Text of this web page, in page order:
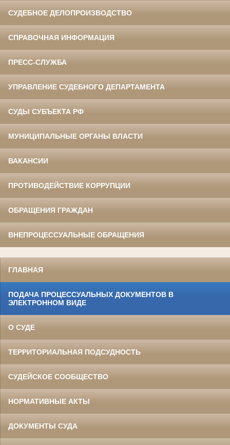
СУДЕБНОЕ ДЕЛОПРОИЗВОДСТВО
СПРАВОЧНАЯ ИНФОРМАЦИЯ
ПРЕСС-СЛУЖБА
УПРАВЛЕНИЕ СУДЕБНОГО ДЕПАРТАМЕНТА
СУДЫ СУБЪЕКТА РФ
МУНИЦИПАЛЬНЫЕ ОРГАНЫ ВЛАСТИ
ВАКАНСИИ
ПРОТИВОДЕЙСТВИЕ КОРРУПЦИИ
ОБРАЩЕНИЯ ГРАЖДАН
ВНЕПРОЦЕССУАЛЬНЫЕ ОБРАЩЕНИЯ
ГЛАВНАЯ
ПОДАЧА ПРОЦЕССУАЛЬНЫХ ДОКУМЕНТОВ В
ЭЛЕКТРОННОМ ВИДЕ
О СУДЕ
ТЕРРИТОРИАЛЬНАЯ ПОДСУДНОСТЬ
СУДЕЙСКОЕ СООБЩЕСТВО
НОРМАТИВНЫЕ АКТЫ
ДОКУМЕНТЫ СУДА